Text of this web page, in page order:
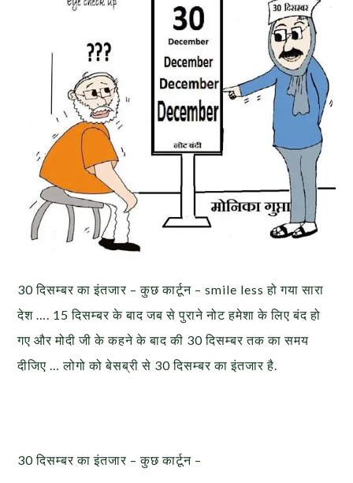
30 दिसम्बर का इंतजार – कुछ कार्टून – smile less हो गया सारा
देश …. 15 दिसम्बर के बाद जब से पुराने नोट हमेशा के लिए बंद हो
गए और मोदी जी के कहने के बाद की 30 दिसम्बर तक का समय
दीजिए … लोगो को बेसब्री से 30 दिसम्बर का इंतजार है.
30 दिसम्बर का इंतजार – कुछ कार्टून –